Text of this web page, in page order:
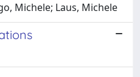
Michele; Laus, Michele